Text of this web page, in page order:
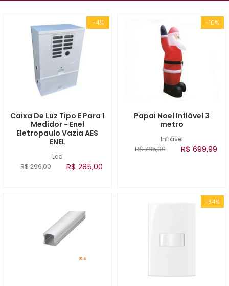
-4%
Led
Caixa De Luz Tipo E Para 1
Medidor - Enel
Eletropaulo Vazia AES
ENEL
R$ 299,00 R$ 285,00
-10%
Inflável
Papai Noel Inflável 3
metro
R$ 785,00 R$ 699,99
-34%